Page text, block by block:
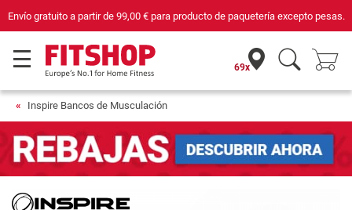
Compra con seguridad en Fitshop, comercio con sello de Confianza Online.
69x
Inspire Bancos de Musculación